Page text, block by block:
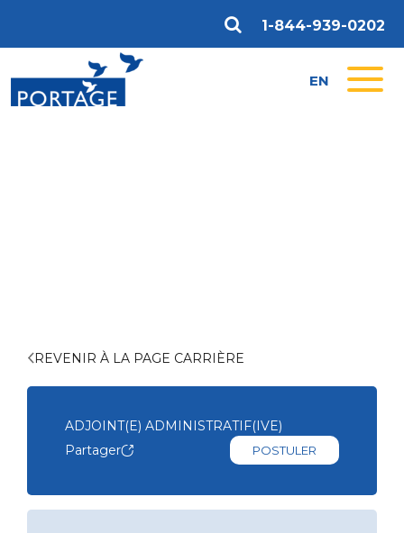
1-844-939-0202
EN
REVENIR À LA PAGE CARRIÈRE
ADJOINT(E) ADMINISTRATIF(IVE)
Partager
POSTULER